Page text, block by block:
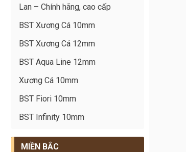
Lan – Chính hãng, cao cấp
BST Xương Cá 10mm
BST Xương Cá 12mm
BST Aqua Line 12mm
Xương Cá 10mm
BST Fiori 10mm
BST Infinity 10mm
MIỀN BẮC